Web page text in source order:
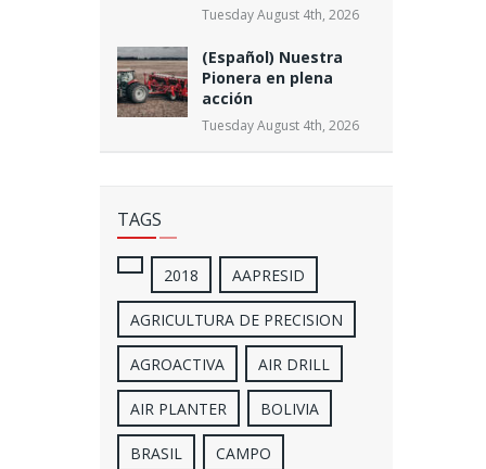
Tuesday August 4th, 2026
(Español) Nuestra
Pionera en plena
acción
Tuesday August 4th, 2026
TAGS
2018 AAPRESID
AGRICULTURA DE PRECISION
AGROACTIVA AIR DRILL
AIR PLANTER BOLIVIA
BRASIL CAMPO